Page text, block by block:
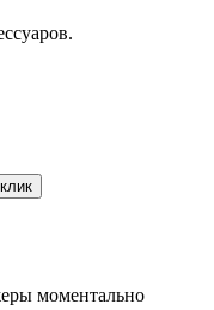
моментально